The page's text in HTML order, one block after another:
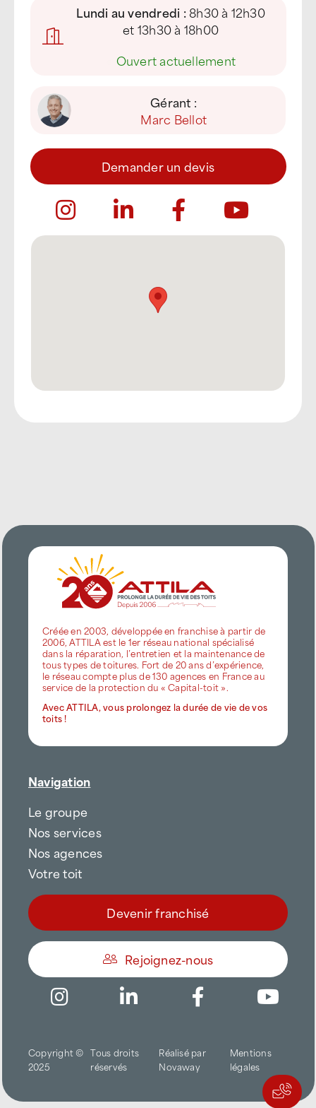
Lundi au vendredi :8h30 à 12h30
et 13h30 à 18h00
Ouvert actuellement
Gérant :
Marc Bellot
Demander un devis
Créée en 2003, développée en franchise à partir de
2006, ATTILA est le 1er réseau national spécialisé
dans la réparation, l’entretien et la maintenance de
tous types de toitures. Fort de 20 ans d’expérience,
le réseau compte plus de 130 agences en France au
service de la protection du « Capital-toit ».
Avec ATTILA, vous prolongez la durée de vie de vos
toits !
Navigation
Le groupe
Nos services
Nos agences
Votre toit
Devenir franchisé
Rejoignez-nous
Copyright ©
2025
Tous droits
réservés
Réalisé par
Novaway
Mentions
légales
Trouver une agence